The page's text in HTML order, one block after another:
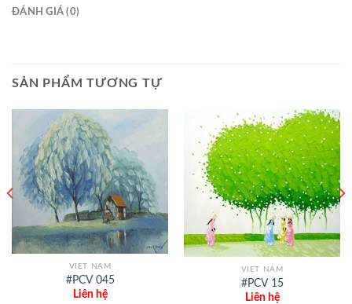
ĐÁNH GIÁ (0)
SẢN PHẨM TƯƠNG TỰ
VIET NAM
#PCV 045
Liên hệ
VIET NAM
#PCV 15
Liên hệ